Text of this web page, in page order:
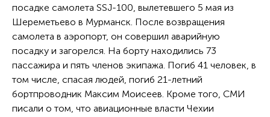
посадке самолета SSJ-100, вылетевшего 5 мая из
Шереметьево в Мурманск. После возвращения
самолета в аэропорт, он совершил аварийную
посадку и загорелся. На борту находились 73
пассажира и пять членов экипажа. Погиб 41 человек, в
том числе, спасая людей, погиб 21-летний
бортпроводник Максим Моисеев. Кроме того, СМИ
писали о том, что авиационные власти Чехии